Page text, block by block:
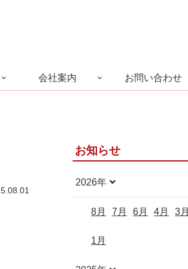
会社案内 お問い合わせ
お知らせ
2026年
8月 7月 6月 4月 3月
1月